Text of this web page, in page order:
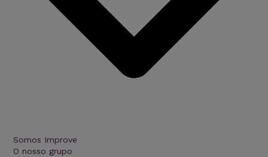
Somos Improve
O nosso grupo